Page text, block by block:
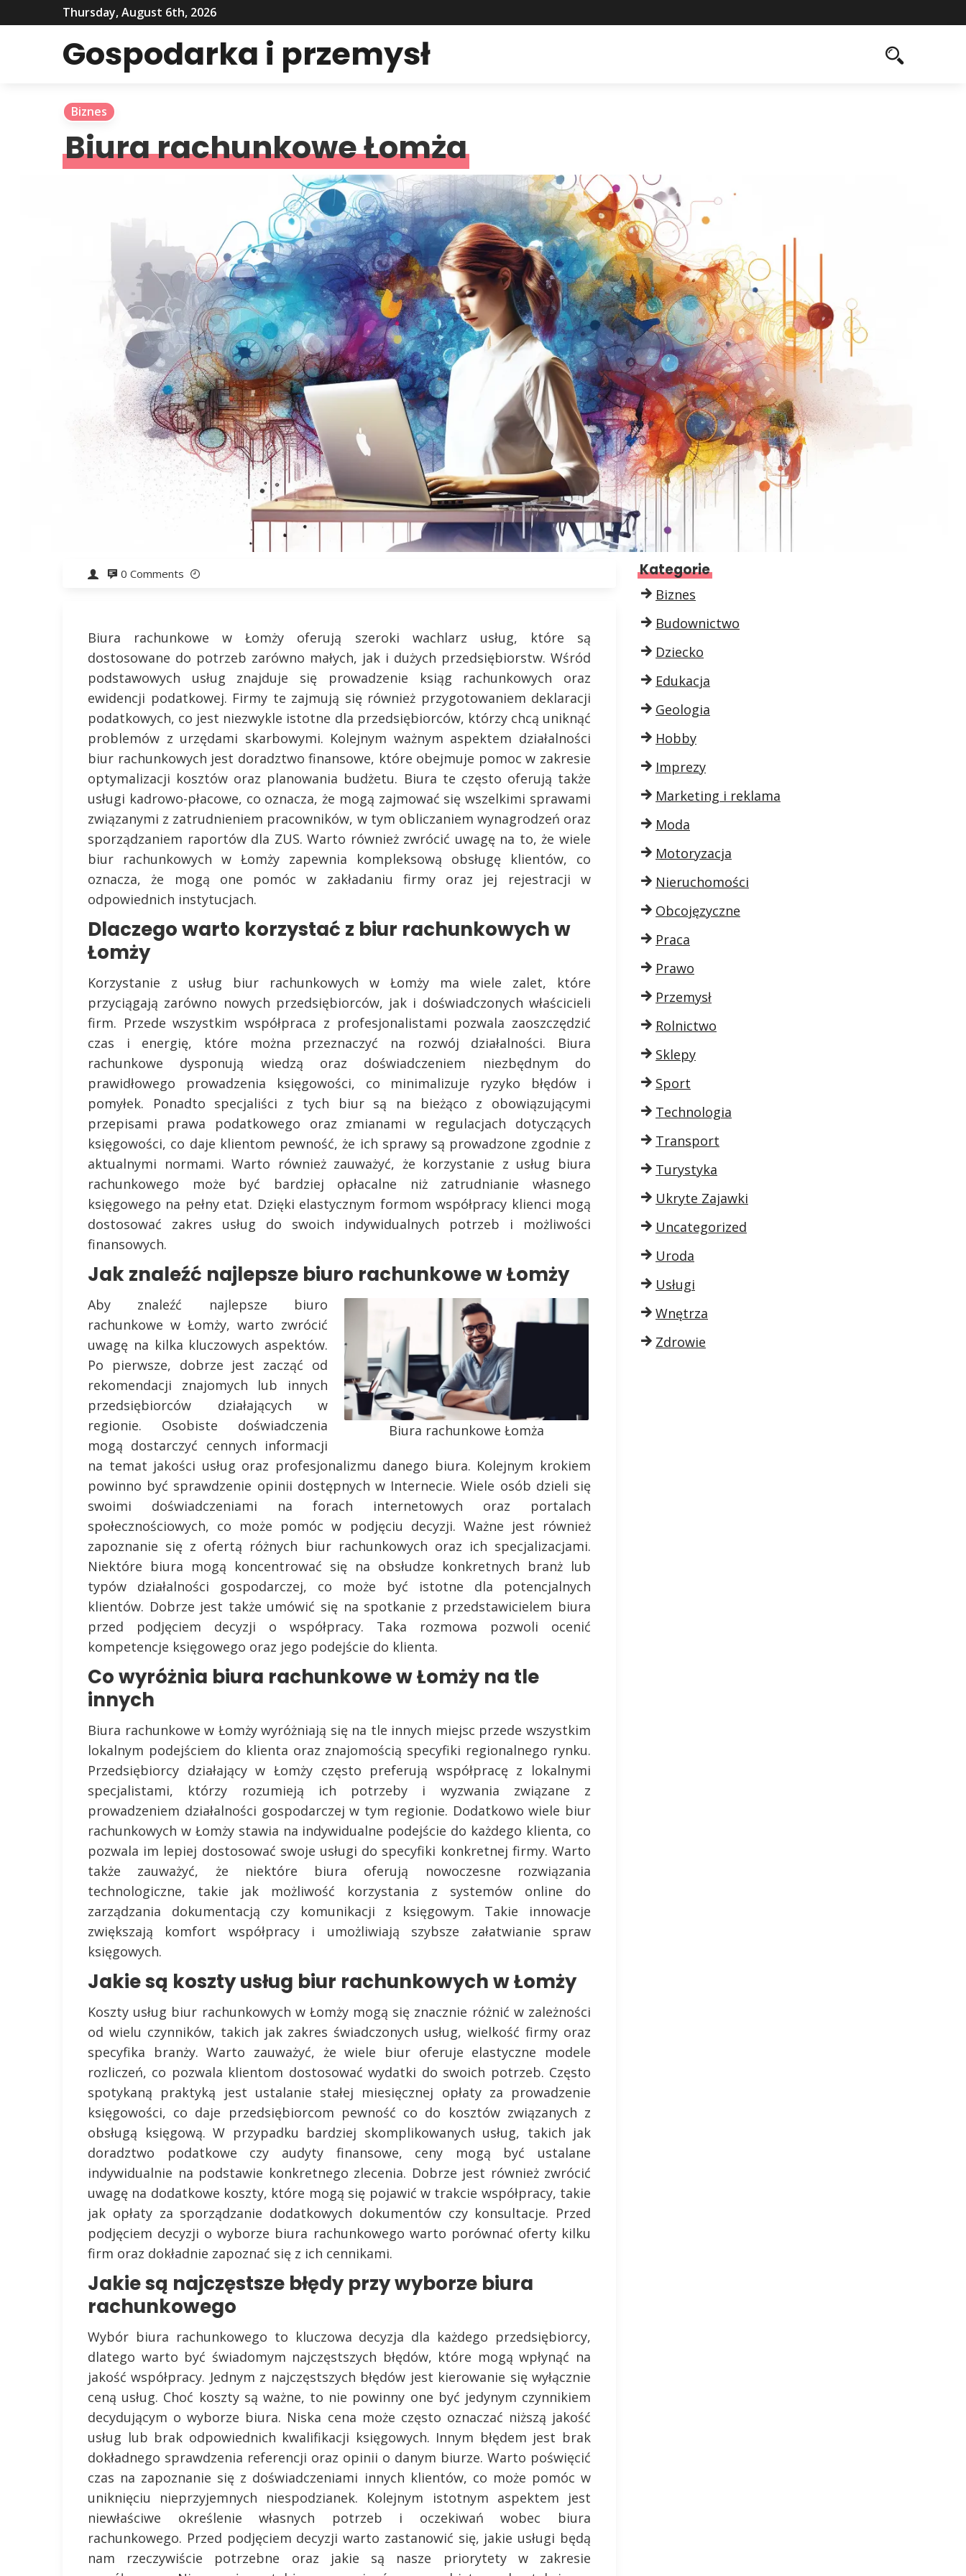
Thursday, August 6th, 2026
Gospodarka i przemysł
Biznes
Biura rachunkowe Łomża
0 Comments
Biura rachunkowe w Łomży oferują szeroki wachlarz usług, które są
dostosowane do potrzeb zarówno małych, jak i dużych przedsiębiorstw. Wśród
podstawowych usług znajduje się prowadzenie ksiąg rachunkowych oraz
ewidencji podatkowej. Firmy te zajmują się również przygotowaniem deklaracji
podatkowych, co jest niezwykle istotne dla przedsiębiorców, którzy chcą uniknąć
problemów z urzędami skarbowymi. Kolejnym ważnym aspektem działalności
biur rachunkowych jest doradztwo finansowe, które obejmuje pomoc w zakresie
optymalizacji kosztów oraz planowania budżetu. Biura te często oferują także
usługi kadrowo-płacowe, co oznacza, że mogą zajmować się wszelkimi sprawami
związanymi z zatrudnieniem pracowników, w tym obliczaniem wynagrodzeń oraz
sporządzaniem raportów dla ZUS. Warto również zwrócić uwagę na to, że wiele
biur rachunkowych w Łomży zapewnia kompleksową obsługę klientów, co
oznacza, że mogą one pomóc w zakładaniu firmy oraz jej rejestracji w
odpowiednich instytucjach.
Dlaczego warto korzystać z biur rachunkowych w
Łomży
Korzystanie z usług biur rachunkowych w Łomży ma wiele zalet, które
przyciągają zarówno nowych przedsiębiorców, jak i doświadczonych właścicieli
firm. Przede wszystkim współpraca z profesjonalistami pozwala zaoszczędzić
czas i energię, które można przeznaczyć na rozwój działalności. Biura
rachunkowe dysponują wiedzą oraz doświadczeniem niezbędnym do
prawidłowego prowadzenia księgowości, co minimalizuje ryzyko błędów i
pomyłek. Ponadto specjaliści z tych biur są na bieżąco z obowiązującymi
przepisami prawa podatkowego oraz zmianami w regulacjach dotyczących
księgowości, co daje klientom pewność, że ich sprawy są prowadzone zgodnie z
aktualnymi normami. Warto również zauważyć, że korzystanie z usług biura
rachunkowego może być bardziej opłacalne niż zatrudnianie własnego
księgowego na pełny etat. Dzięki elastycznym formom współpracy klienci mogą
dostosować zakres usług do swoich indywidualnych potrzeb i możliwości
finansowych.
Jak znaleźć najlepsze biuro rachunkowe w Łomży
Biura rachunkowe Łomża
Aby znaleźć najlepsze biuro
rachunkowe w Łomży, warto zwrócić
uwagę na kilka kluczowych aspektów.
Po pierwsze, dobrze jest zacząć od
rekomendacji znajomych lub innych
przedsiębiorców działających w
regionie. Osobiste doświadczenia
mogą dostarczyć cennych informacji
na temat jakości usług oraz profesjonalizmu danego biura. Kolejnym krokiem
powinno być sprawdzenie opinii dostępnych w Internecie. Wiele osób dzieli się
swoimi doświadczeniami na forach internetowych oraz portalach
społecznościowych, co może pomóc w podjęciu decyzji. Ważne jest również
zapoznanie się z ofertą różnych biur rachunkowych oraz ich specjalizacjami.
Niektóre biura mogą koncentrować się na obsłudze konkretnych branż lub
typów działalności gospodarczej, co może być istotne dla potencjalnych
klientów. Dobrze jest także umówić się na spotkanie z przedstawicielem biura
przed podjęciem decyzji o współpracy. Taka rozmowa pozwoli ocenić
kompetencje księgowego oraz jego podejście do klienta.
Co wyróżnia biura rachunkowe w Łomży na tle
innych
Biura rachunkowe w Łomży wyróżniają się na tle innych miejsc przede wszystkim
lokalnym podejściem do klienta oraz znajomością specyfiki regionalnego rynku.
Przedsiębiorcy działający w Łomży często preferują współpracę z lokalnymi
specjalistami, którzy rozumieją ich potrzeby i wyzwania związane z
prowadzeniem działalności gospodarczej w tym regionie. Dodatkowo wiele biur
rachunkowych w Łomży stawia na indywidualne podejście do każdego klienta, co
pozwala im lepiej dostosować swoje usługi do specyfiki konkretnej firmy. Warto
także zauważyć, że niektóre biura oferują nowoczesne rozwiązania
technologiczne, takie jak możliwość korzystania z systemów online do
zarządzania dokumentacją czy komunikacji z księgowym. Takie innowacje
zwiększają komfort współpracy i umożliwiają szybsze załatwianie spraw
księgowych.
Jakie są koszty usług biur rachunkowych w Łomży
Koszty usług biur rachunkowych w Łomży mogą się znacznie różnić w zależności
od wielu czynników, takich jak zakres świadczonych usług, wielkość firmy oraz
specyfika branży. Warto zauważyć, że wiele biur oferuje elastyczne modele
rozliczeń, co pozwala klientom dostosować wydatki do swoich potrzeb. Często
spotykaną praktyką jest ustalanie stałej miesięcznej opłaty za prowadzenie
księgowości, co daje przedsiębiorcom pewność co do kosztów związanych z
obsługą księgową. W przypadku bardziej skomplikowanych usług, takich jak
doradztwo podatkowe czy audyty finansowe, ceny mogą być ustalane
indywidualnie na podstawie konkretnego zlecenia. Dobrze jest również zwrócić
uwagę na dodatkowe koszty, które mogą się pojawić w trakcie współpracy, takie
jak opłaty za sporządzanie dodatkowych dokumentów czy konsultacje. Przed
podjęciem decyzji o wyborze biura rachunkowego warto porównać oferty kilku
firm oraz dokładnie zapoznać się z ich cennikami.
Jakie są najczęstsze błędy przy wyborze biura
rachunkowego
Wybór biura rachunkowego to kluczowa decyzja dla każdego przedsiębiorcy,
dlatego warto być świadomym najczęstszych błędów, które mogą wpłynąć na
jakość współpracy. Jednym z najczęstszych błędów jest kierowanie się wyłącznie
ceną usług. Choć koszty są ważne, to nie powinny one być jedynym czynnikiem
decydującym o wyborze biura. Niska cena może często oznaczać niższą jakość
usług lub brak odpowiednich kwalifikacji księgowych. Innym błędem jest brak
dokładnego sprawdzenia referencji oraz opinii o danym biurze. Warto poświęcić
czas na zapoznanie się z doświadczeniami innych klientów, co może pomóc w
uniknięciu nieprzyjemnych niespodzianek. Kolejnym istotnym aspektem jest
niewłaściwe określenie własnych potrzeb i oczekiwań wobec biura
rachunkowego. Przed podjęciem decyzji warto zastanowić się, jakie usługi będą
nam rzeczywiście potrzebne oraz jakie są nasze priorytety w zakresie
Kategorie
Biznes
Budownictwo
Dziecko
Edukacja
Geologia
Hobby
Imprezy
Marketing i reklama
Moda
Motoryzacja
Nieruchomości
Obcojęzyczne
Praca
Prawo
Przemysł
Rolnictwo
Sklepy
Sport
Technologia
Transport
Turystyka
Ukryte Zajawki
Uncategorized
Uroda
Usługi
Wnętrza
Zdrowie